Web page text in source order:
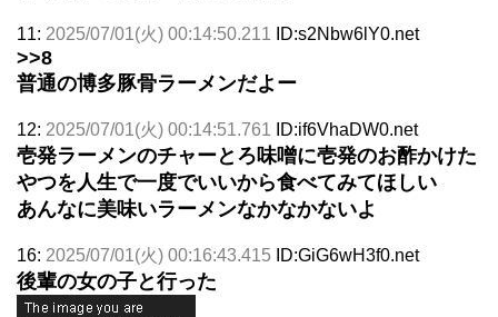
11: 2025/07/01(火) 00:14:50.211 ID:s2Nbw6lY0.net
>>8
普通の博多豚骨ラーメンだよー
12: 2025/07/01(火) 00:14:51.761 ID:if6VhaDW0.net
壱発ラーメンのチャーとろ味噌に壱発のお酢かけた
やつを人生で一度でいいから食べてみてほしい
あんなに美味いラーメンなかなかないよ
16: 2025/07/01(火) 00:16:43.415 ID:GiG6wH3f0.net
後輩の女の子と行った